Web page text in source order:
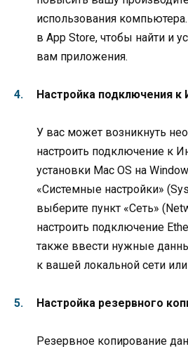
использования
в App Store, чтобы найти и
вам приложения.
Настройка подключения к
У вас может возникнуть
настроить подключение к
установки Mac OS на
«Системные настройки»
выберите пункт «Сеть»
настроить подключение
также ввести нужные
к вашей локальной сети
Настройка резервного
Резервное копирование